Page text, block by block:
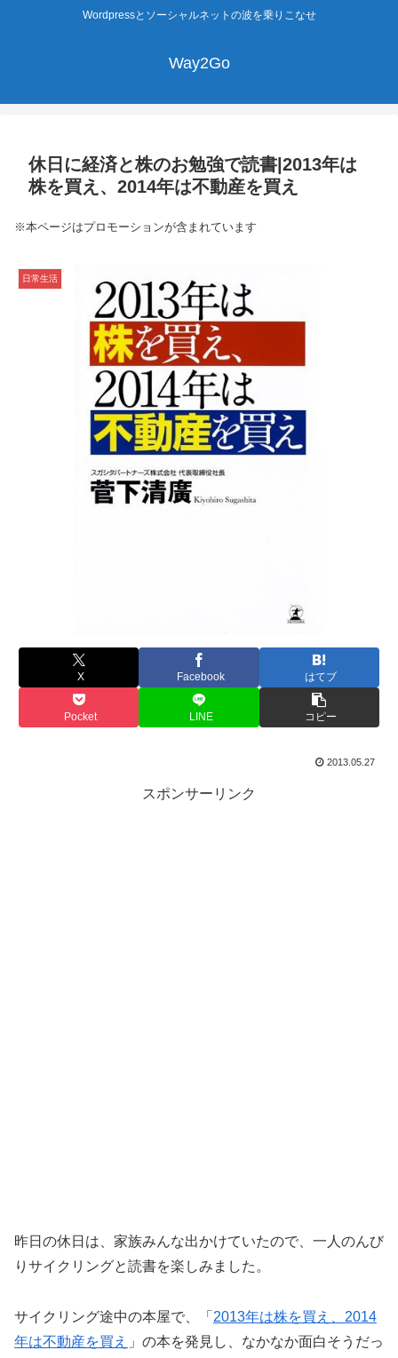
Wordpressとソーシャルネットの波を乗りこなせ
Way2Go
休日に経済と株のお勉強で読書|2013年は
株を買え、2014年は不動産を買え
※本ページはプロモーションが含まれています
日常生活
X Facebook はてブ
Pocket LINE コピー
2013.05.27
スポンサーリンク
昨日の休日は、家族みんな出かけていたので、一人のんび
りサイクリングと読書を楽しみました。
サイクリング途中の本屋で、「 2013年は株を買え、2014
年は不動産を買え
」の本を発見し、なかなか面白そうだっ